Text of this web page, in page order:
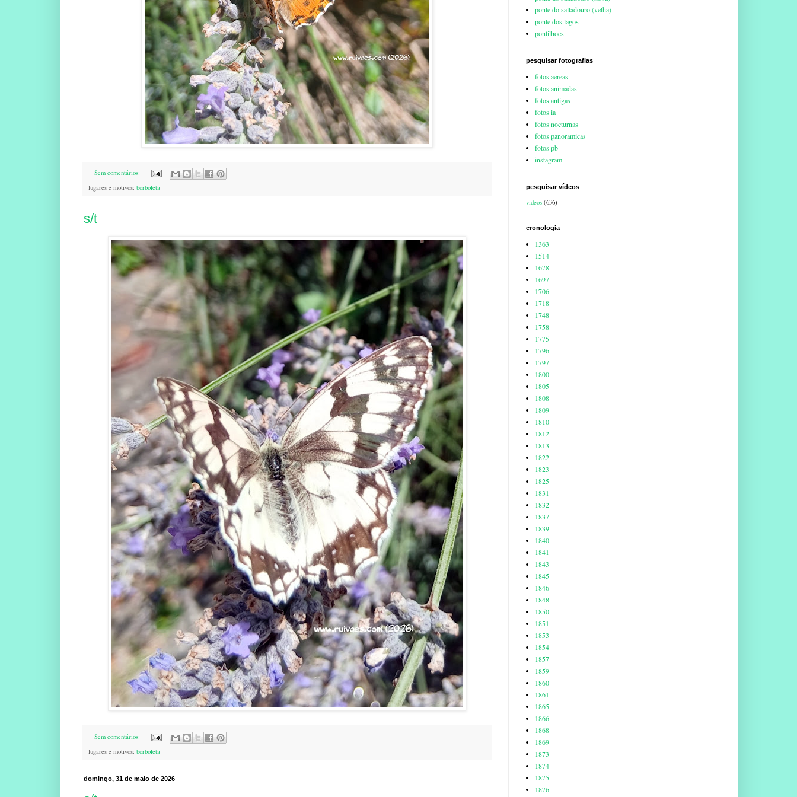
Sem comentários:
lugares e motivos: borboleta
s/t
Sem comentários:
lugares e motivos: borboleta
domingo, 31 de maio de 2026
ponte do saltadouro (velha)
ponte dos lagos
pontilhoes
pesquisar fotografias
fotos aereas
fotos animadas
fotos antigas
fotos ia
fotos nocturnas
fotos panoramicas
fotos pb
instagram
pesquisar vídeos
videos (636)
cronologia
1363
1514
1678
1697
1706
1718
1748
1758
1775
1796
1797
1800
1805
1808
1809
1810
1812
1813
1822
1823
1825
1831
1832
1837
1839
1840
1841
1843
1845
1846
1848
1850
1851
1853
1854
1857
1859
1860
1861
1865
1866
1868
1869
1873
1874
1875
1876